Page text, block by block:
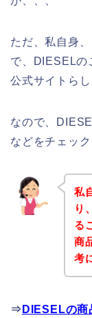
ただ、私自身
で、DIESELの
公式サイトら
なので、
などをチェッ
私
り
る
商
考
⇒ DIESELの商